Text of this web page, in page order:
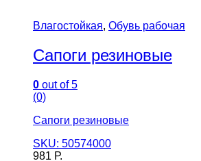
Влагостойкая, Обувь рабочая
Сапоги резиновые
0 out of 5
(0)
Сапоги резиновые
SKU: 50574000
981 Р.